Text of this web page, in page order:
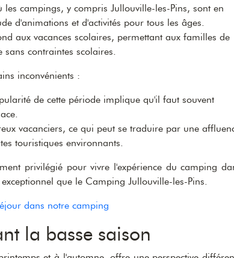
campings, y compris Jullouville-les-Pins, sont en
d'animations et d'activités pour tous les âges.
aux vacances scolaires, permettant aux familles de
contraintes scolaires.
inconvénients :
de cette période implique qu'il faut souvent
vacanciers, ce qui peut se traduire par une
touristiques environnants.
privilégié pour vivre l'expérience du camping
que le Camping Jullouville-les-Pins.
dans notre camping
la basse saison